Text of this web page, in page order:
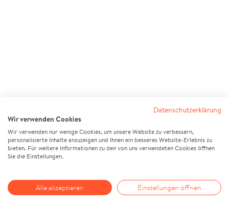
Datenschutzerklärung
Wir verwenden Cookies
Wir verwenden nur wenige Cookies, um unsere Website zu verbessern,
personalisierte Inhalte anzuzeigen und Ihnen ein besseres Website-Erlebnis zu
bieten. Für weitere Informationen zu den von uns verwendeten Cookies öffnen
Sie die Einstellungen.
Alle akzeptieren Einstellungen öffnen